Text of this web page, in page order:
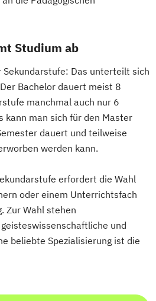
Philosophie (Lehramt)
Spanisch (Lehramt)
Pädaogogik Fokus
und Religion
(Lehramt)
Studium ab
Sekundarstufe: Das unterteilt sich
Bachelor dauert meist 8
manchmal auch nur 6
kann man sich für den Master
dauert und teilweise
werden kann.
erfordert die Wahl
oder einem Unterrichtsfach
Zur Wahl stehen
und
beliebte Spezialisierung ist die